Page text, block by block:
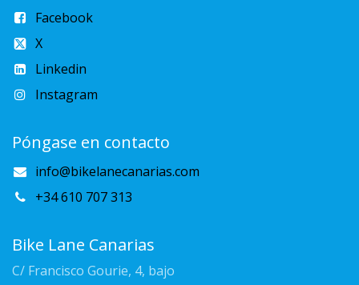
Facebook
X
Linkedin
Instagram
Póngase en contacto
info@bikelanecanarias.com
+34 610 707 313
Bike Lane Canarias
C/ Francisco Gourie, 4, bajo